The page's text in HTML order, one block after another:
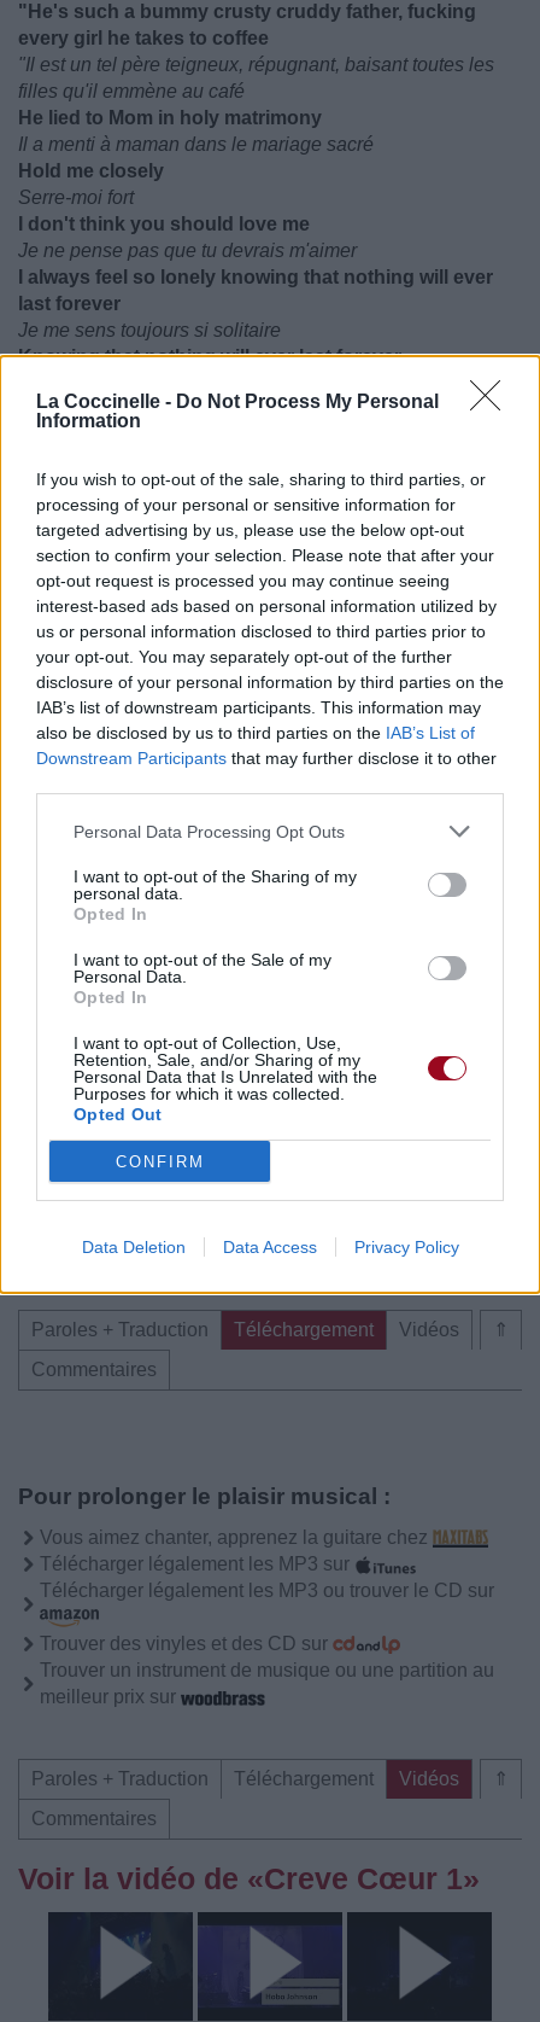
La Coccinelle - Do Not Process My Personal
Information
If you wish to opt-out of the sale, sharing to third parties, or
processing of your personal or sensitive information for
targeted advertising by us, please use the below opt-out
section to confirm your selection. Please note that after your
opt-out request is processed you may continue seeing
interest-based ads based on personal information utilized by
us or personal information disclosed to third parties prior to
your opt-out. You may separately opt-out of the further
disclosure of your personal information by third parties on the
IAB’s list of downstream participants. This information may
also be disclosed by us to third parties on the IAB’s List of
Downstream Participants that may further disclose it to other
Personal Data Processing Opt Outs
I want to opt-out of the Sharing of my
personal data.
Opted In
I want to opt-out of the Sale of my
Personal Data.
Opted In
I want to opt-out of Collection, Use,
Retention, Sale, and/or Sharing of my
Personal Data that Is Unrelated with the
Purposes for which it was collected.
Opted Out
CONFIRM
Data Deletion Data Access Privacy Policy
"He's such a bummy crusty cruddy father, fucking
every girl he takes to coffee
"Il est un tel père teigneux, répugnant, baisant toutes les
filles qu'il emmène au café
He lied to Mom in holy matrimony
Il a menti à maman dans le mariage sacré
Hold me closely
Serre-moi fort
I don't think you should love me
Je ne pense pas que tu devrais m'aimer
I always feel so lonely knowing that nothing will ever
last forever
Je me sens toujours si solitaire
Knowing that nothing will ever last forever
Sorry, Frank
Tu es bien trop en retard, tu es bien trop
Sorry Frank you're much too late
Desolée Frank tu es bien trop en retard
Trop en..."
Publié parVisa
le 6 avril 2020 à
17h17.
Hobo Johnson
⇑
Paroles + Traduction Téléchargement
Vidéos
Commentaires
Pour prolonger le plaisir musical :
Vous aimez chanter, apprenez la guitare chez
Télécharger légalement les MP3 sur
Télécharger légalement les MP3 ou trouver le CD sur
Trouver des vinyles et des CD sur
Trouver un instrument de musique ou une partition au
meilleur prix sur
⇑
Paroles + Traduction Téléchargement
Vidéos
Commentaires
Voir la vidéo de «Creve Cœur 1»